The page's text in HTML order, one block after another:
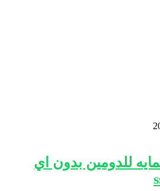
للدومين بدون اي